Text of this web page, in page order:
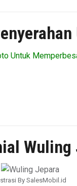
Untuk
Wuling
By SalesMobil.id